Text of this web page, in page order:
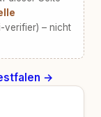
verifier) – nicht
→